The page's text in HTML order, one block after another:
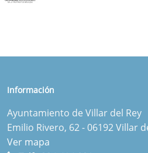
Información
Ayuntamiento de Villar del Rey
Emilio Rivero, 62 - 06192 Villar
Ver mapa